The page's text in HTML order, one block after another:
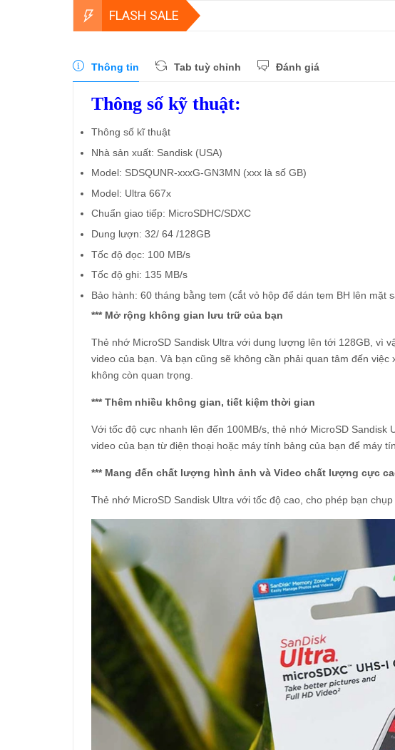
FLASH SALE
Thông tin Tab tuỳ chỉnh Đánh giá
Thông số kỹ thuật:
Thông số kĩ thuật
Nhà sản xuất: Sandisk (USA)
Model: SDSQUNR-xxxG-GN3MN (xxx là số GB)
Model: Ultra 667x
Chuẩn giao tiếp: MicroSDHC/SDXC
Dung lượn: 32/ 64 /128GB
Tốc độ đọc: 100 MB/s
Tốc độ ghi: 135 MB/s
Bảo hành: 60 tháng bằng tem (cắt vỏ hộp để dán tem BH lên mặt
*** Mở rộng không gian lưu trữ của bạn
Thẻ nhớ MicroSD Sandisk Ultra với dung lượng lên tới 128GB, vì
video của bạn. Và bạn cũng sẽ không cần phải quan tâm đến
không còn quan trọng.
*** Thêm nhiều không gian, tiết kiệm thời gian
Với tốc độ cực nhanh lên đến 100MB/s, thẻ nhớ MicroSD
video của bạn từ điện thoại hoặc máy tính bảng của bạn để máy
*** Mang đến chất lượng hình ảnh và Video chất lượng cực
Thẻ nhớ MicroSD Sandisk Ultra với tốc độ cao, cho phép bạn